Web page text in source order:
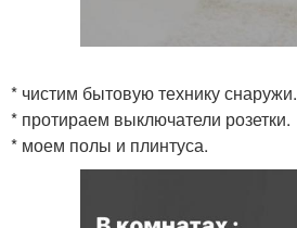
* чистим бытовую технику снаружи.
* протираем выключатели розетки.
* моем полы и плинтуса.